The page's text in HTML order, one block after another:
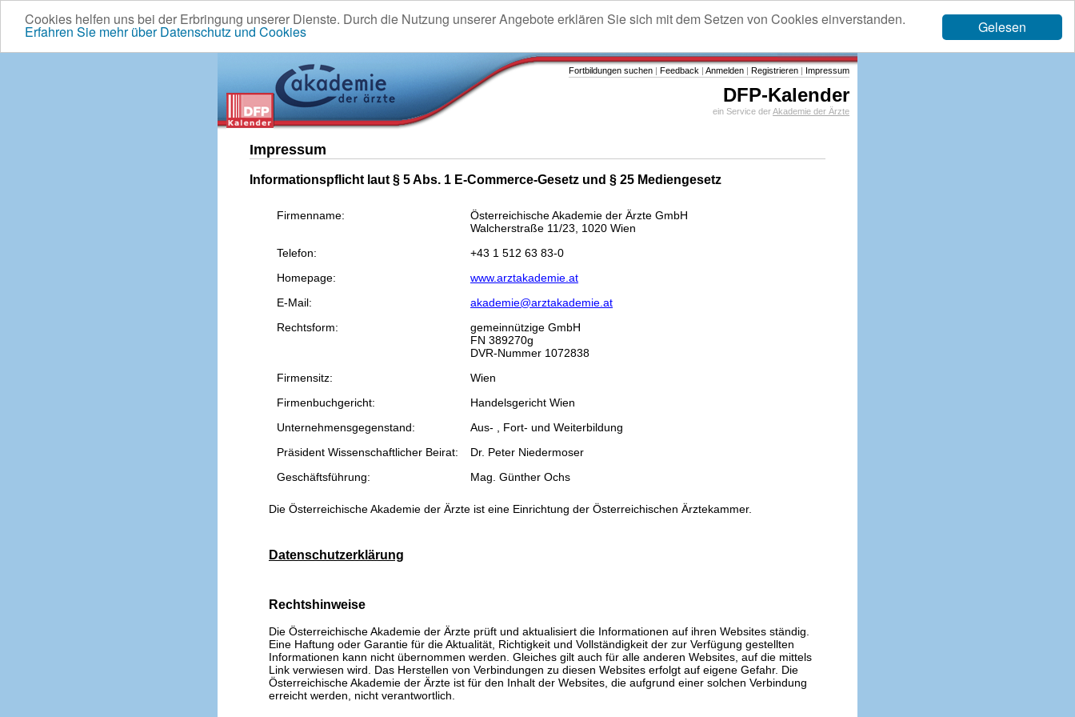
Gelesen
Cookies helfen uns bei der Erbringung unserer Dienste. Durch die Nutzung unserer Angebote erklären Sie sich mit dem Setzen von Cookies einverstanden.
Erfahren Sie mehr über Datenschutz und Cookies
Fortbildungen suchen | Feedback | Anmelden | Registrieren | Impressum
DFP-Kalender
ein Service derAkademie der Ärzte
Impressum
Informationspflicht laut § 5 Abs. 1 E-Commerce-Gesetz und § 25 Mediengesetz
Firmenname:
Österreichische Akademie der Ärzte GmbH
Walcherstraße 11/23, 1020 Wien
Telefon:
+43 1 512 63 83-0
Homepage:
www.arztakademie.at
E-Mail:
akademie@arztakademie.at
Rechtsform:
gemeinnützige GmbH
FN 389270g
DVR-Nummer 1072838
Firmensitz:
Wien
Firmenbuchgericht:
Handelsgericht Wien
Unternehmensgegenstand:
Aus- , Fort- und Weiterbildung
Präsident Wissenschaftlicher Beirat:
Dr. Peter Niedermoser
Geschäftsführung:
Mag. Günther Ochs
Die Österreichische Akademie der Ärzte ist eine Einrichtung der Österreichischen Ärztekammer.
Datenschutzerklärung
Rechtshinweise
Die Österreichische Akademie der Ärzte prüft und aktualisiert die Informationen auf ihren Websites ständig.
Eine Haftung oder Garantie für die Aktualität, Richtigkeit und Vollständigkeit der zur Verfügung gestellten
Informationen kann nicht übernommen werden. Gleiches gilt auch für alle anderen Websites, auf die mittels
Link verwiesen wird. Das Herstellen von Verbindungen zu diesen Websites erfolgt auf eigene Gefahr. Die
Österreichische Akademie der Ärzte ist für den Inhalt der Websites, die aufgrund einer solchen Verbindung
erreicht werden, nicht verantwortlich.